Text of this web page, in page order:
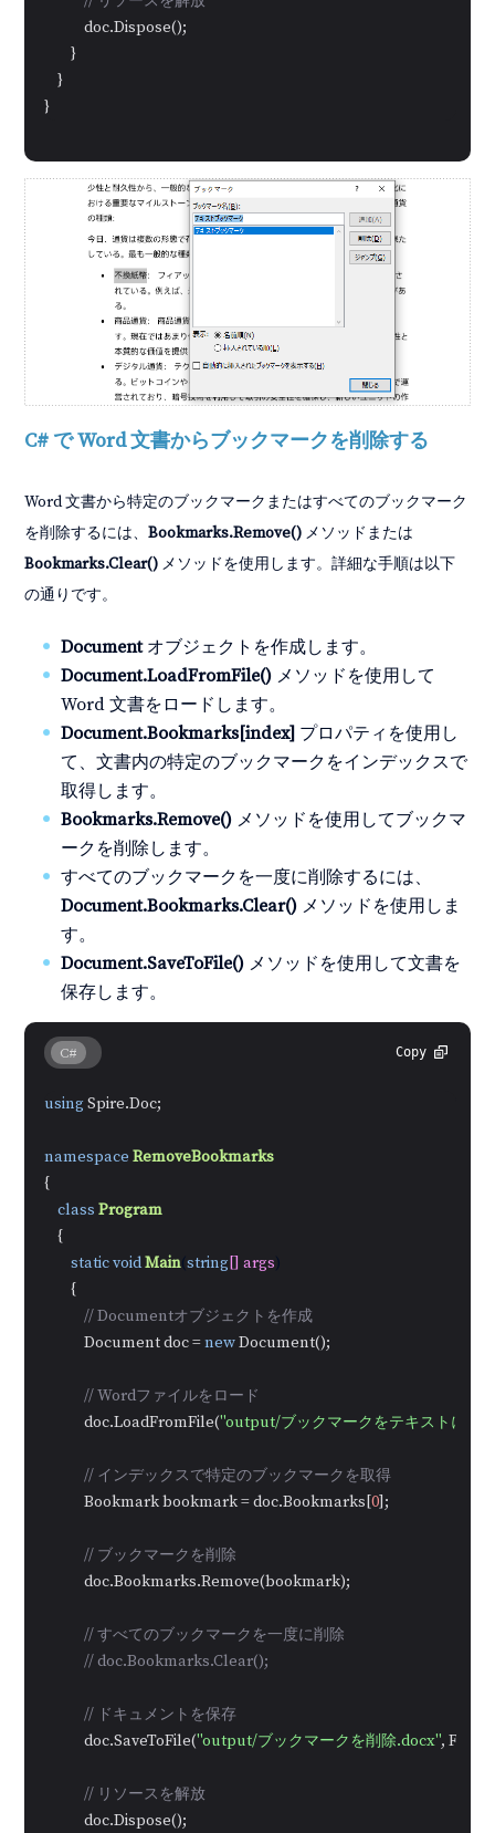
            doc.Dispose();
        }
    }
}
C# で Word 文書からブックマークを削除する
Word 文書から特定のブックマークまたはすべてのブックマーク
を削除するには、Bookmarks.Remove() メソッドまたは
Bookmarks.Clear() メソッドを使用します。詳細な手順は以下
の通りです。
Documentオブジェクトを作成します。
Document.LoadFromFile() メソッドを使用して
Word 文書をロードします。
Document.Bookmarks[index] プロパティを使用し
て、文書内の特定のブックマークをインデックスで
取得します。
Bookmarks.Remove() メソッドを使用してブックマ
ークを削除します。
すべてのブックマークを一度に削除するには、
Document.Bookmarks.Clear() メソッドを使用しま
す。
Document.SaveToFile() メソッドを使用して文書を
保存します。
C# Copy
using Spire.Doc;
namespace RemoveBookmarks
{
class Program
    {
staticvoidMain(string[] args)
        {
// Documentオブジェクトを作成
            Document doc =
new Document();
// Wordファイルをロード
            doc.LoadFromFile(
"output/ブックマークをテキストに追
// インデックスで特定のブックマークを取得
            Bookmark bookmark = doc.Bookmarks[
0];
// ブックマークを削除
            doc.Bookmarks.Remove(bookmark);
// すべてのブックマークを一度に削除
// doc.Bookmarks.Clear();
// ドキュメントを保存
            doc.SaveToFile(
"output/ブックマークを削除.docx",
// リソースを解放
            doc.Dispose();